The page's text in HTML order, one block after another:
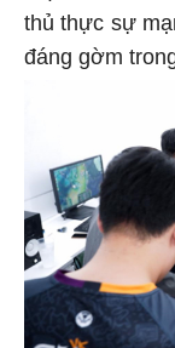
thủ thực sự
đáng gờm